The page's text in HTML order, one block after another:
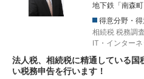
地下鉄「南森
得意分野・
相続税 税務調査
IT・インターネ
法人税、相続税に精通している
い税務申告を行います！